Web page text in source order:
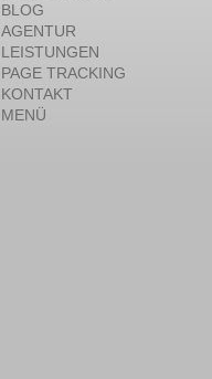
BLOG
AGENTUR
LEISTUNGEN
PAGE TRACKING
KONTAKT
MENÜ